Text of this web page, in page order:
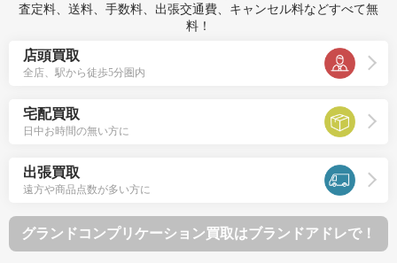
査定料、送料、手数料、出張交通費、キャンセル料などすべて無
料！
店頭買取
全店、駅から徒歩5分圏内
宅配買取
日中お時間の無い方に
出張買取
遠方や商品点数が多い方に
グランドコンプリケーション買取はブランドアドレで！